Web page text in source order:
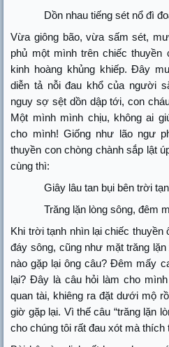
Dồn nhau tiếng sét nổ đì
Vừa giông bão, vừa sấm sét,
phủ một mình trên chiếc thuyền
kinh hoàng khủng khiếp. Đây
diễn tả nỗi đau khổ của người
nguy sợ sệt dồn dập tới, con
Một mình mình chịu, không ai
cho mình! Giống như lão ngư
thuyền con chòng chành sắp lật
cùng thì:
Giây lâu tan bụi bên trời
Trăng lặn lòng sông, đêm
Khi trời tạnh nhìn lại chiếc thuyền
đáy sông, cũng như mặt trăng
nào gặp lại ông câu? Đêm mấy
lại? Đây là câu hỏi làm cho
quan tài, khiêng ra đặt dưới mộ
giờ gặp lại. Vì thế câu “trăng lặn
cho chúng tôi rất đau xót mà thích